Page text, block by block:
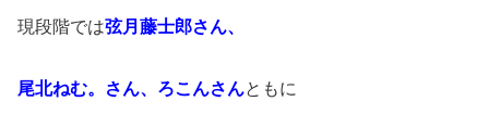
現段階では弦月藤士郎さん、
尾北ねむ。さん、 ろこんさんともに